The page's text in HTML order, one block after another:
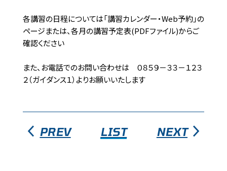
各講習の日程については「講習カレンダー・Web予約」の
ページまたは、各月の講習予定表(PDFファイル)からご
確認ください
また、お電話でのお問い合わせは ０８５９－３３－１２３
２（ガイダンス１）よりお願いいたします
PREV LIST NEXT